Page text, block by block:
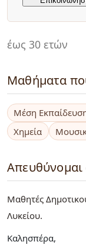
έως 30 ετών
Μαθήματα
Μέση
Χημεία
Απευθύνομαι
Μαθητές
Λυκείου
Καλησπέρα,